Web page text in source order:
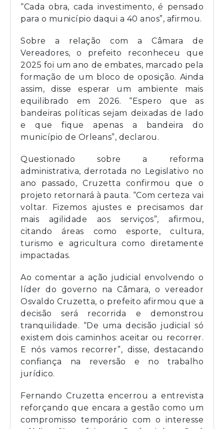
“Cada obra, cada investimento, é pensado
para o município daqui a 40 anos”, afirmou.
Sobre a relação com a Câmara de
Vereadores, o prefeito reconheceu que
2025 foi um ano de embates, marcado pela
formação de um bloco de oposição. Ainda
assim, disse esperar um ambiente mais
equilibrado em 2026. “Espero que as
bandeiras políticas sejam deixadas de lado
e que fique apenas a bandeira do
município de Orleans”, declarou.
Questionado sobre a reforma
administrativa, derrotada no Legislativo no
ano passado, Cruzetta confirmou que o
projeto retornará à pauta. “Com certeza vai
voltar. Fizemos ajustes e precisamos dar
mais agilidade aos serviços”, afirmou,
citando áreas como esporte, cultura,
turismo e agricultura como diretamente
impactadas.
Ao comentar a ação judicial envolvendo o
líder do governo na Câmara, o vereador
Osvaldo Cruzetta, o prefeito afirmou que a
decisão será recorrida e demonstrou
tranquilidade. “De uma decisão judicial só
existem dois caminhos: aceitar ou recorrer.
E nós vamos recorrer”, disse, destacando
confiança na reversão e no trabalho
jurídico.
Fernando Cruzetta encerrou a entrevista
reforçando que encara a gestão como um
compromisso temporário com o interesse